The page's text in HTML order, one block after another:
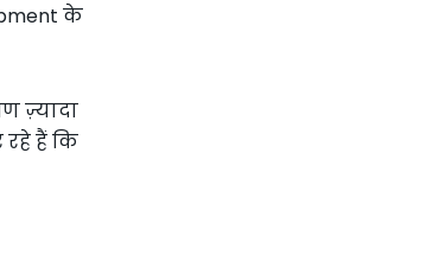
के​
ज़्यादा
रहे हैं कि